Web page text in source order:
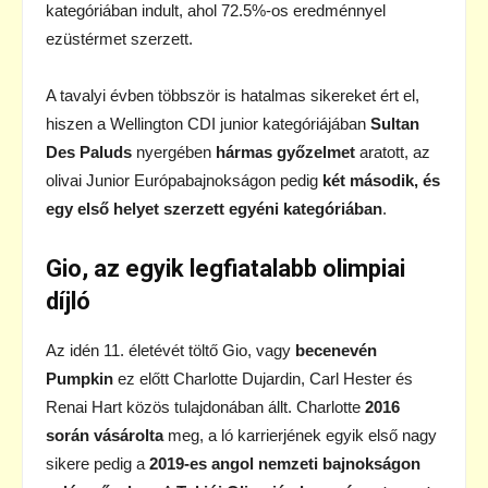
kategóriában indult, ahol 72.5%-os eredménnyel
ezüstérmet szerzett.
A tavalyi évben többször is hatalmas sikereket ért el,
hiszen a Wellington CDI junior kategóriájában Sultan
Des Paluds nyergében hármas győzelmet aratott, az
olivai Junior Európabajnokságon pedig két második, és
egy első helyet szerzett egyéni kategóriában.
Gio, az egyik legfiatalabb olimpiai
díjló
Az idén 11. életévét töltő Gio, vagy becenevén
Pumpkin ez előtt Charlotte Dujardin, Carl Hester és
Renai Hart közös tulajdonában állt. Charlotte 2016
során vásároltameg, a ló karrierjének egyik első nagy
sikere pedig a2019-es angol nemzeti bajnokságon